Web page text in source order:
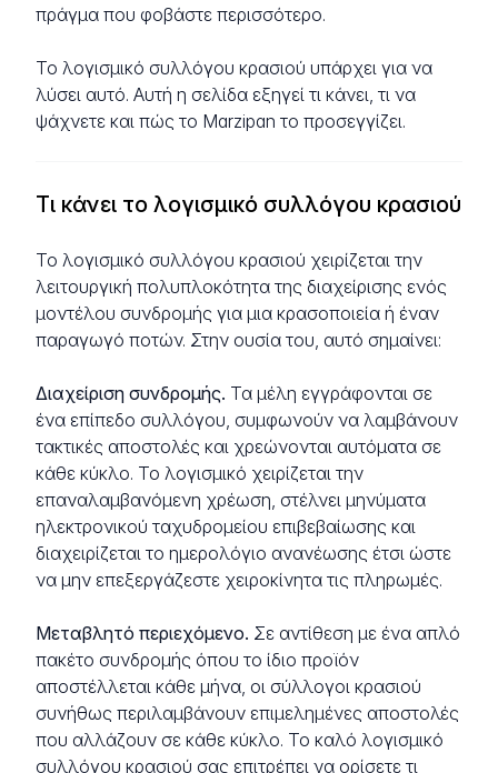
πράγμα που φοβάστε περισσότερο.
Το λογισμικό συλλόγου κρασιού υπάρχει για να
λύσει αυτό. Αυτή η σελίδα εξηγεί τι κάνει, τι να
ψάχνετε και πώς το Marzipan το προσεγγίζει.
Τι κάνει το λογισμικό συλλόγου κρασιού
Το λογισμικό συλλόγου κρασιού χειρίζεται την
λειτουργική πολυπλοκότητα της διαχείρισης ενός
μοντέλου συνδρομής για μια κρασοποιεία ή έναν
παραγωγό ποτών. Στην ουσία του, αυτό σημαίνει:
Διαχείριση συνδρομής. Τα μέλη εγγράφονται σε
ένα επίπεδο συλλόγου, συμφωνούν να λαμβάνουν
τακτικές αποστολές και χρεώνονται αυτόματα σε
κάθε κύκλο. Το λογισμικό χειρίζεται την
επαναλαμβανόμενη χρέωση, στέλνει μηνύματα
ηλεκτρονικού ταχυδρομείου επιβεβαίωσης και
διαχειρίζεται το ημερολόγιο ανανέωσης έτσι ώστε
να μην επεξεργάζεστε χειροκίνητα τις πληρωμές.
Μεταβλητό περιεχόμενο. Σε αντίθεση με ένα απλό
πακέτο συνδρομής όπου το ίδιο προϊόν
αποστέλλεται κάθε μήνα, οι σύλλογοι κρασιού
συνήθως περιλαμβάνουν επιμελημένες αποστολές
που αλλάζουν σε κάθε κύκλο. Το καλό λογισμικό
συλλόγου κρασιού σας επιτρέπει να ορίσετε τι